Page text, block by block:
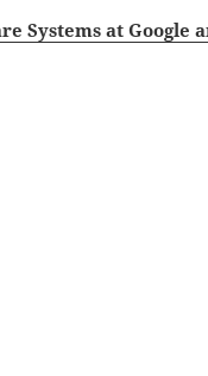
Systems at Google